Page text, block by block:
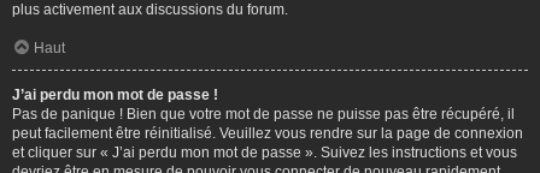
plus activement aux discussions du forum.
Haut
J’ai perdu mon mot de passe !
Pas de panique ! Bien que votre mot de passe ne puisse pas être récupéré, il
peut facilement être réinitialisé. Veuillez vous rendre sur la page de connexion
et cliquer sur « J’ai perdu mon mot de passe ». Suivez les instructions et vous